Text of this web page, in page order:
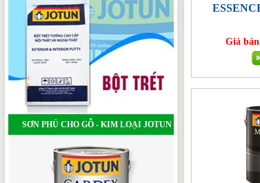
SƠN PHỦ CHO GỖ - KIM LOẠI JOTUN
Giá